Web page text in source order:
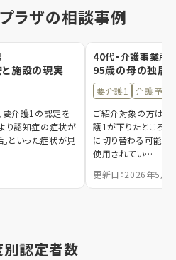
ラザの相談事例
施設の現実
要介護1の認定を
り認知症の症状が
といった症状が見
40代・介護事業所
95歳の母の独居
要介護1
介護予防
ご紹介対象の方は
護1が下りたところと
に切り替わる可能性
使用されてい…
更新日：2026年5月
認定者数